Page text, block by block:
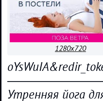
1280x720
Утренняя йога